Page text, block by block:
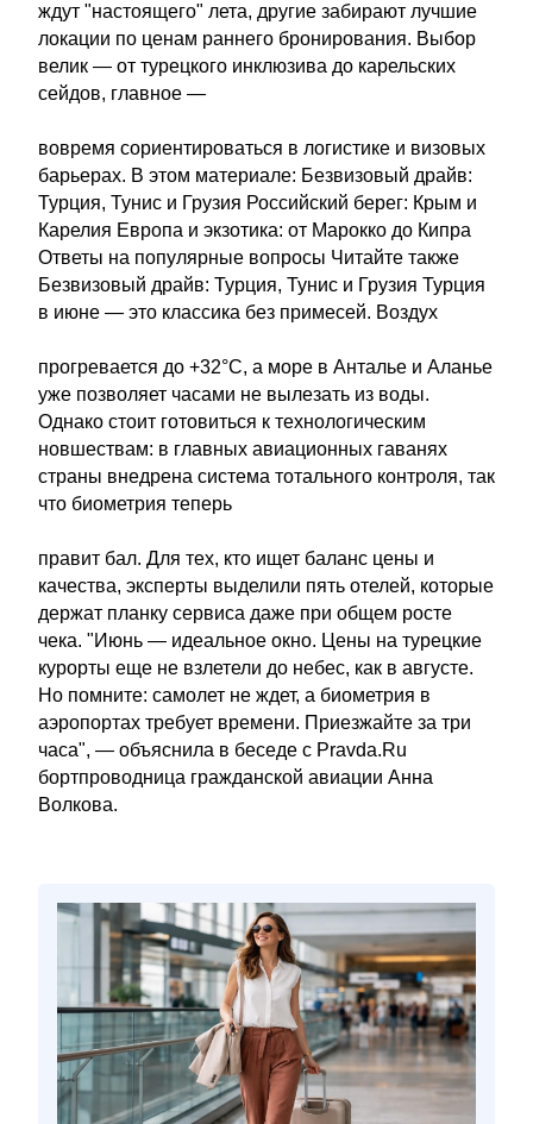
ждут "настоящего" лета, другие забирают лучшие
локации по ценам раннего бронирования. Выбор
велик — от турецкого инклюзива до карельских
сейдов, главное —
вовремя сориентироваться в логистике и визовых
барьерах. В этом материале: Безвизовый драйв:
Турция, Тунис и Грузия Российский берег: Крым и
Карелия Европа и экзотика: от Марокко до Кипра
Ответы на популярные вопросы Читайте также
Безвизовый драйв: Турция, Тунис и Грузия Турция
в июне — это классика без примесей. Воздух
прогревается до +32°C, а море в Анталье и Аланье
уже позволяет часами не вылезать из воды.
Однако стоит готовиться к технологическим
новшествам: в главных авиационных гаванях
страны внедрена система тотального контроля, так
что биометрия теперь
правит бал. Для тех, кто ищет баланс цены и
качества, эксперты выделили пять отелей, которые
держат планку сервиса даже при общем росте
чека. "Июнь — идеальное окно. Цены на турецкие
курорты еще не взлетели до небес, как в августе.
Но помните: самолет не ждет, а биометрия в
аэропортах требует времени. Приезжайте за три
часа", — объяснила в беседе с Pravda.Ru
бортпроводница гражданской авиации Анна
Волкова.